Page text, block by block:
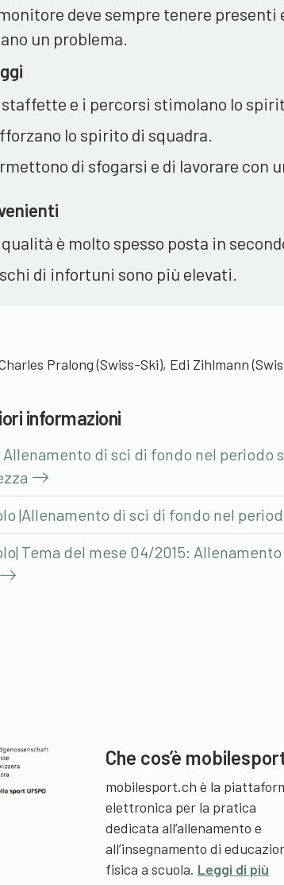
deve sempre tenere presenti
un problema.
staffette e i percorsi stimolano lo
lo spirito di squadra.
di sfogarsi e di lavorare con
è molto spesso posta in
di infortuni sono più elevati.
Pralong (Swiss-Ski), Edi Zihlmann
informazioni
Allenamento di sci di fondo nel periodo
|Allenamento di sci di fondo nel
Tema del mese 04/2015:
Che cos’è
mobilesport.ch è la
elettronica per la pratica
dedicata all’allenamento e
all’insegnamento di
fisica a scuola. Leggi di più